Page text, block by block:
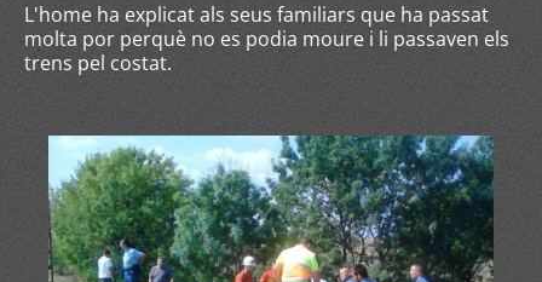
L'home ha explicat als seus familiars que ha passat
molta por perquè no es podia moure i li passaven els
trens pel costat.